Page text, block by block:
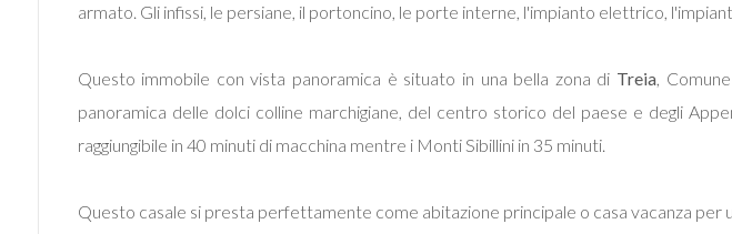
armato. Gli infissi, le persiane, il portoncino, le porte interne, l'impianto elettrico,
Questo immobile con vista panoramica è situato in una bella zona di Treia,
panoramica delle dolci colline marchigiane, del centro storico del paese e degli
raggiungibile in 40 minuti di macchina mentre i Monti Sibillini in 35 minuti.
Questo casale si presta perfettamente come abitazione principale o casa vacanza per
Locali
minimi
Qualsiasi